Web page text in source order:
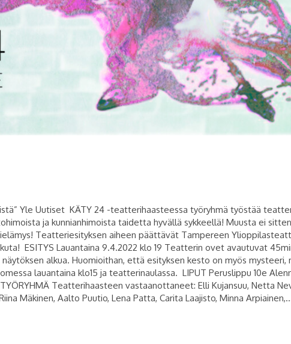
Yle Uutiset KÄTY 24 -teatterihaasteessa työryhmä työstää
ja kunnianhimoista taidetta hyvällä sykkeellä! Muusta ei
Teatteriesityksen aiheen päättävät Tampereen
ESITYS Lauantaina 9.4.2022 klo 19 Teatterin ovet avautuvat
alkua. Huomioithan, että esityksen kesto on myös
lauantaina klo15 ja teatterinaulassa. LIPUT Peruslippu 10e
Teatterihaasteen vastaanottaneet: Elli Kujansuu, Netta
Mäkinen, Aalto Puutio, Lena Patta, Carita Laajisto, Minna